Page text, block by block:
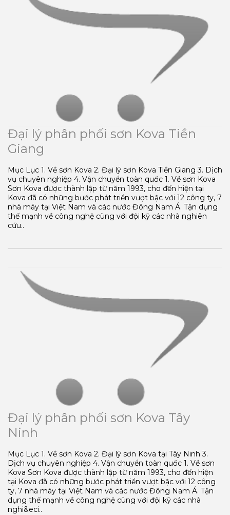
Đại lý phân phối sơn Kova Tiền
Giang
Mục Lục 1. Về sơn Kova 2. Đại lý sơn Kova Tiền Giang 3. Dịch
vụ chuyên nghiệp 4. Vận chuyển toàn quốc 1. Về sơn Kova
Sơn Kova được thành lập từ năm 1993, cho đến hiện tại
Kova đã có những bước phát triển vượt bậc với 12 công ty, 7
nhà máy tại Việt Nam và các nước Đông Nam Á. Tận dụng
thế mạnh về công nghệ cùng với đội kỹ các nhà nghiên
cứu..
Đại lý phân phối sơn Kova Tây
Ninh
Mục Lục 1. Về sơn Kova 2. Đại lý sơn Kova tại Tây Ninh 3.
Dịch vụ chuyên nghiệp 4. Vận chuyển toàn quốc 1. Về sơn
Kova Sơn Kova được thành lập từ năm 1993, cho đến hiện
tại Kova đã có những bước phát triển vượt bậc với 12 công
ty, 7 nhà máy tại Việt Nam và các nước Đông Nam Á. Tận
dụng thế mạnh về công nghệ cùng với đội kỹ các nhà
nghi&eci..